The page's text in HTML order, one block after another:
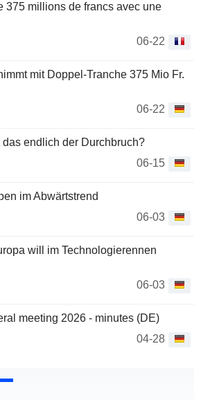
375 millions de francs avec une
06-22
mit Doppel-Tranche 375 Mio Fr.
06-22
das endlich der Durchbruch?
06-15
im Abwärtstrend
06-03
will im Technologierennen
06-03
meeting 2026 - minutes (DE)
04-28